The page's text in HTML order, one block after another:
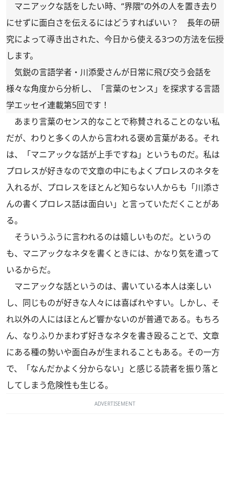
マニアックな話をしたい時、“界隈”の外の人を置き去り
にせずに面白さを伝えるにはどうすればいい？ 長年の研
究によって導き出された、今日から使える3つの方法を伝授
します。
気鋭の言語学者・川添愛さんが日常に飛び交う会話を
様々な角度から分析し、「言葉のセンス」を探求する言語
学エッセイ連載第5回です！
あまり言葉のセンス的なことで称賛されることのない私
だが、わりと多くの人から言われる褒め言葉がある。それ
は、「マニアックな話が上手ですね」というものだ。私は
プロレスが好きなので文章の中にもよくプロレスのネタを
入れるが、プロレスをほとんど知らない人からも「川添さ
んの書くプロレス話は面白い」と言っていただくことがあ
る。
そういうふうに言われるのは嬉しいものだ。というの
も、マニアックなネタを書くときには、かなり気を遣って
いるからだ。
マニアックな話というのは、書いている本人は楽しい
し、同じものが好きな人々には喜ばれやすい。しかし、そ
れ以外の人にはほとんど響かないのが普通である。もちろ
ん、なりふりかまわず好きなネタを書き殴ることで、文章
にある種の勢いや面白みが生まれることもある。その一方
で、「なんだかよく分からない」と感じる読者を振り落と
してしまう危険性も生じる。
ADVERTISEMENT